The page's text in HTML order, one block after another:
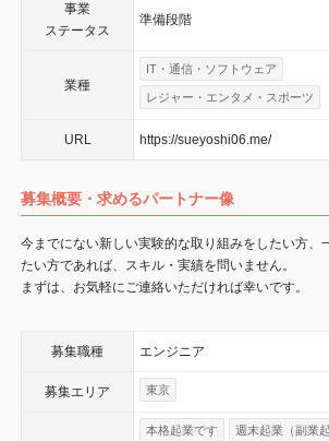
事業
ステータス
準備段階
業種
IT・通信・ソフトウェア
レジャー・エンタメ・スポーツ
URL https://sueyoshi06.me/
募集概要・求めるパートナー像
今までにない新しい実験的な取り組みをしたい方、
たい方であれば、スキル・実績を問いません。
まずは、お気軽にご連絡いただければ幸いです。
募集職種 エンジニア
募集エリア 東京
本格起業です 週末起業（副業